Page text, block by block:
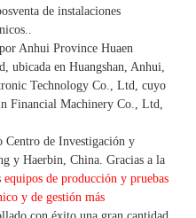
de instalaciones
Anhui Province Huaen
ubicada en Huangshan, Anhui,
Technology Co., Ltd, cuyo
Financial Machinery Co., Ltd,
Centro de Investigación y
y Haerbin, China. Gracias a la
equipos de producción y pruebas
y de gestión más